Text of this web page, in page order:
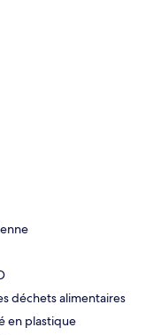
déchets alimentaires
en plastique